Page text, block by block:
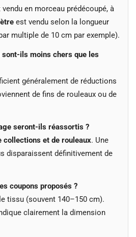
vendu en morceau prédécoupé, à
est vendu selon la longueur
multiple de 10 cm par exemple).
sont-ils moins chers que les
généralement de réductions
de fins de rouleaux ou de
seront-ils réassortis ?
collections et de rouleaux. Une
disparaissent définitivement de
coupons proposés ?
tissu (souvent 140–150 cm).
clairement la dimension